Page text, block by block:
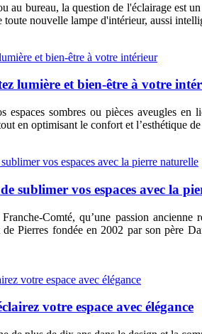
au bureau, la question de l'éclairage est
toute nouvelle lampe d'intérieur, aussi
lumière et bien-être à votre
espaces sombres ou pièces aveugles
en optimisant le confort et l’esthétique
sublimer vos espaces avec la
Comté, qu’une passion
Pierres fondée en 2002 par son père
votre espace avec élégance